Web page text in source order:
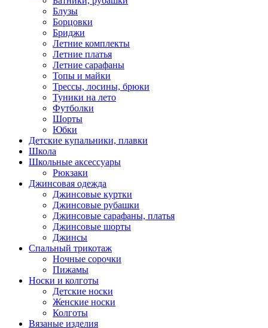
Блузы
Борцовки
Бриджи
Летние комплекты
Летние платья
Летние сарафаны
Топы и майки
Трессы, лосины, брюки
Туники на лето
Футболки
Шорты
Юбки
Детские купальники, плавки
Школа
Школьные аксессуары
Рюкзаки
Джинсовая одежда
Джинсовые куртки
Джинсовые рубашки
Джинсовые сарафаны, платья
Джинсовые шорты
Джинсы
Спальный трикотаж
Ночные сорочки
Пижамы
Носки и колготы
Детские носки
Женские носки
Колготы
Вязаные изделия